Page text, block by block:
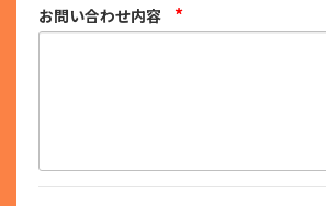
お問い合わせ内容 *